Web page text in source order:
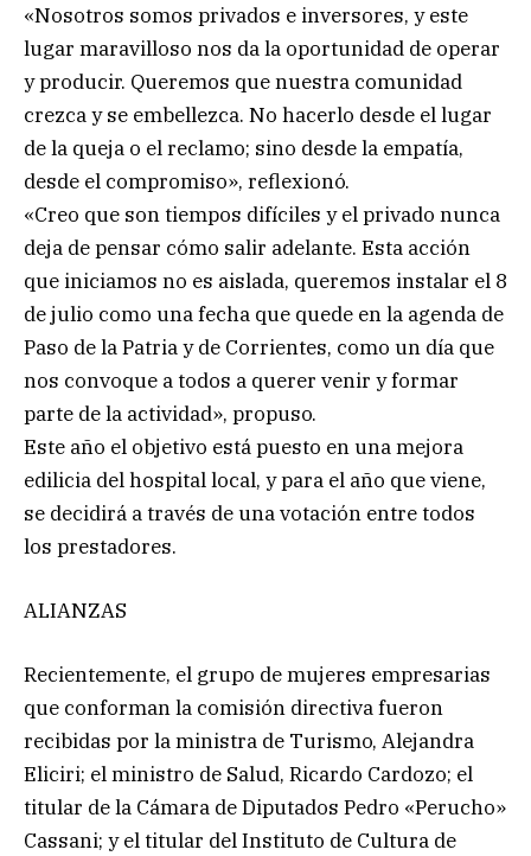
«Nosotros somos privados e inversores, y este
lugar maravilloso nos da la oportunidad de operar
y producir. Queremos que nuestra comunidad
crezca y se embellezca. No hacerlo desde el lugar
de la queja o el reclamo; sino desde la empatía,
desde el compromiso», reflexionó.
«Creo que son tiempos difíciles y el privado nunca
deja de pensar cómo salir adelante. Esta acción
que iniciamos no es aislada, queremos instalar el 8
de julio como una fecha que quede en la agenda de
Paso de la Patria y de Corrientes, como un día que
nos convoque a todos a querer venir y formar
parte de la actividad», propuso.
Este año el objetivo está puesto en una mejora
edilicia del hospital local, y para el año que viene,
se decidirá a través de una votación entre todos
los prestadores.
ALIANZAS
Recientemente, el grupo de mujeres empresarias
que conforman la comisión directiva fueron
recibidas por la ministra de Turismo, Alejandra
Eliciri; el ministro de Salud, Ricardo Cardozo; el
titular de la Cámara de Diputados Pedro «Perucho»
Cassani; y el titular del Instituto de Cultura de